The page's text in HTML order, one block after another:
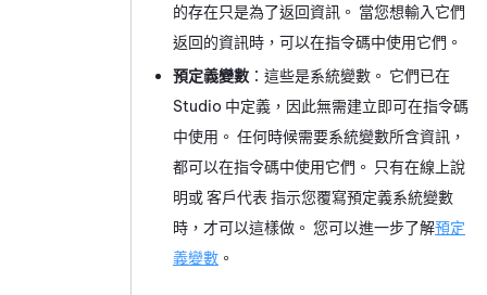
的存在只是為了返回資訊。 當您想輸入它們
返回的資訊時，可以在指令碼中使用它們。
預定義變數 ：這些是系統變數。 它們已在
Studio 中定義，因此無需建立即可在指令碼
中使用。 任何時候需要系統變數所含資訊，
都可以在指令碼中使用它們。 只有在線上說
明或客戶代表 指示您覆寫預定義系統變數
時，才可以這樣做。 您可以進一步了解預定
義變數 。